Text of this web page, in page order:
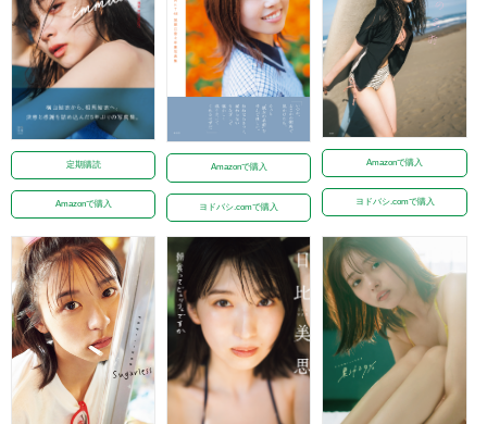
定期購読
Amazonで購入
Amazonで購入
ヨドバシ.comで購入
Amazonで購入
ヨドバシ.comで購入